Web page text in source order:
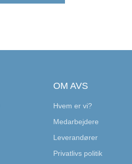
OM AVS
Hvem er vi?
Medarbejdere
Leverandører
Privatlivs politik